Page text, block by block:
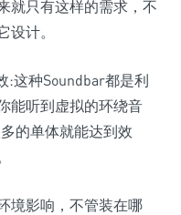
就只有这样的需求，不
计。
:这种Soundbar都是利
能听到虚拟的环绕音
的单体就能达到效
境影响，不管装在哪